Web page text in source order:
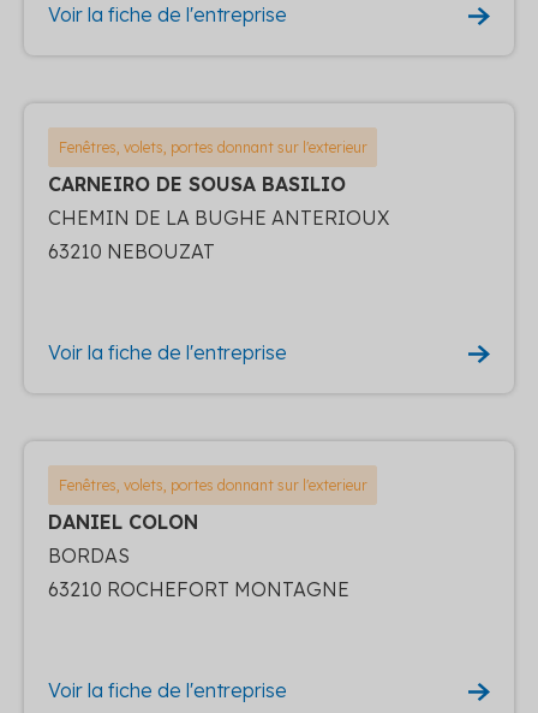
Voir la fiche de l'entreprise
Fenêtres, volets, portes donnant sur l'exterieur
CARNEIRO DE SOUSA BASILIO
CHEMIN DE LA BUGHE ANTERIOUX
63210 NEBOUZAT
Voir la fiche de l'entreprise
Fenêtres, volets, portes donnant sur l'exterieur
DANIEL COLON
BORDAS
63210 ROCHEFORT MONTAGNE
Voir la fiche de l'entreprise